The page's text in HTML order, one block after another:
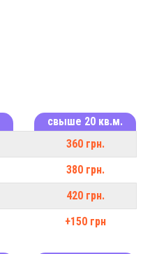
свыше 20 кв.м.
360 грн.
380 грн.
420 грн.
+150 грн